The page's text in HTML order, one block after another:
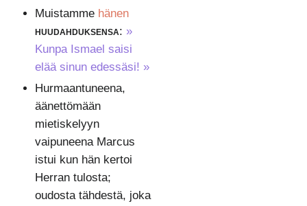
Muistamme hänen
huudahduksensa: »
Kunpa Ismael saisi
elää sinun edessäsi! »
Hurmaantuneena,
äänettömään
mietiskelyyn
vaipuneena Marcus
istui kun hän kertoi
Herran tulosta;
oudosta tähdestä, joka